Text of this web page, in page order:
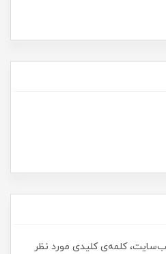
کلمه‌ی کلیدی مورد نظر